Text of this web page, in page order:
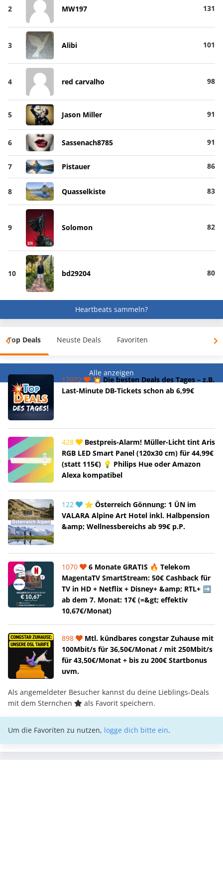
2 MW197 131
3 Alibi 101
4 red carvalho 98
5 Jason Miller 91
6 Sassenach8785 91
7 Pistauer 86
8 Quasselkiste 83
9 Solomon 82
10 bd29204 80
Heartbeats sammeln?
Top Deals Neuste Deals Favoriten
Alle anzeigen
17072
💥 Die besten Deals des Tages – z.B.
Last-Minute DB-Tickets schon ab 6,99€
428
Bestpreis-Alarm! Müller-Licht tint Aris
RGB LED Smart Panel (120x30 cm) für 44,99€
(statt 115€) 💡 Philips Hue oder Amazon
Alexa kompatibel
122
⭐ Österreich Gönnung: 1 ÜN im
VALARA Alpine Art Hotel inkl. Halbpension
&amp; Wellnessbereichs ab 99€ p.P.
1070
6 Monate GRATIS 🔥 Telekom
MagentaTV SmartStream: 50€ Cashback für
TV in HD + Netflix + Disney+ &amp; RTL+ ➡️
ab dem 7. Monat: 17€ (=&gt; effektiv
10,67€/Monat)
898
Mtl. kündbares congstar Zuhause mit
100Mbit/s für 36,50€/Monat / mit 250Mbit/s
für 43,50€/Monat + bis zu 200€ Startbonus
uvm.
Als angemeldeter Besucher kannst du deine Lieblings-Deals
mit dem Sternchen
als Favorit speichern.
Um die Favoriten zu nutzen, logge dich bitte ein.